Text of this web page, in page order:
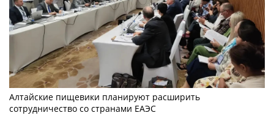
Алтайские пищевики планируют расширить
сотрудничество со странами ЕАЭС